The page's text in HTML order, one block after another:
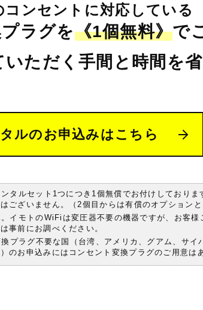
コンセントに対応している
ラグを《1個無料》で
ただく手間と時間を
ルのお申込みはこちら
タルセット1つにつき1個無償でお付けしておりま
ございません。（2個目からは有償のオプション
イモトのWiFiは変圧器不要の機器ですが、お客様
事前にお調べください。
プラグ不要な国（台湾、アメリカ、グアム、サイ
のお申込みにはコンセント変換プラグのご用意は